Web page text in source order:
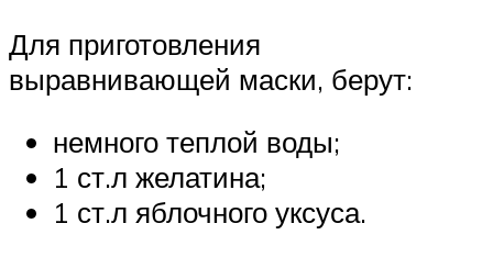
Для приготовления
выравнивающей маски, берут:
немного теплой воды;
1 ст.л желатина;
1 ст.л яблочного уксуса.